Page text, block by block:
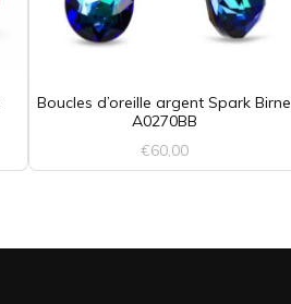
Boucles d’oreille argent Spark Birne
A0270BB
€60,00